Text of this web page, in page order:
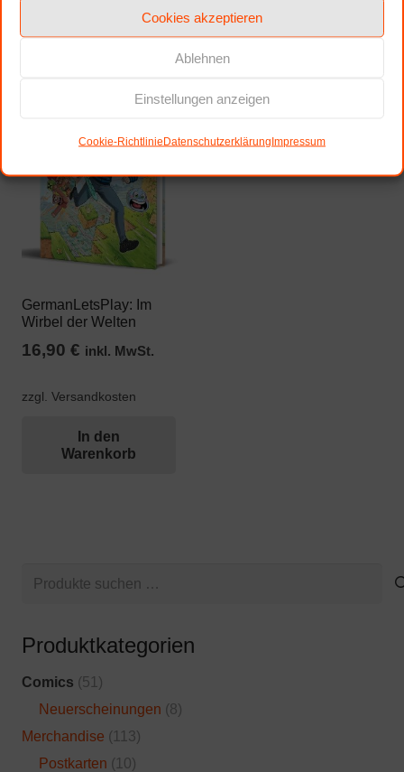
Cookies akzeptieren
Ablehnen
Einstellungen anzeigen
Cookie-RichtlinieDatenschutzerklärungImpressum
Warenkorb
Comic
GermanLetsPlay: Im
Wirbel der Welten
16,90 € inkl. MwSt.
zzgl. Versandkosten
In den
Warenkorb
Suchen
Produktkategorien
Comics (51)
Neuerscheinungen (8)
Merchandise (113)
Postkarten (10)